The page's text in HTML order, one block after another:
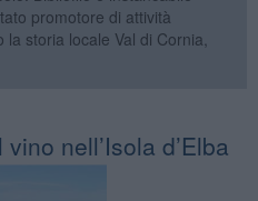
promotore di attività
la storia locale Val di Cornia,
nell’Isola d’Elba